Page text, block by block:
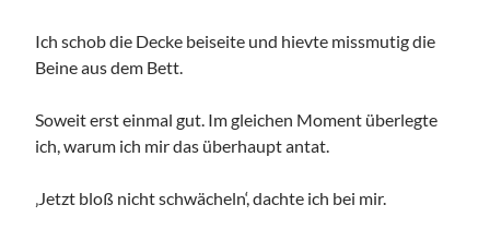
Ich schob die Decke beiseite und hievte missmutig die
Beine aus dem Bett.
Soweit erst einmal gut. Im gleichen Moment überlegte
ich, warum ich mir das überhaupt antat.
‚Jetzt bloß nicht schwächeln‘, dachte ich bei mir.